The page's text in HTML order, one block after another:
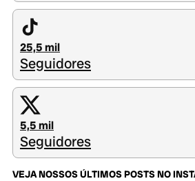
25,5 mil
Seguidores
5,5 mil
Seguidores
VEJA NOSSOS ÚLTIMOS POSTS NO